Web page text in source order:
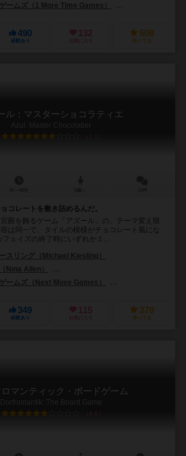
ームズ（1 More Time Games）
490
経験あり
132
お気に入り
508
持ってる
ル：マスターショコラティエ
Azul: Master Chocolatier
7.1
コレートを敷き詰めるんだ。
殿を飾るゲーム「アズール」の、テーマ変え限
は同一で、タイルの模様がチョコレート風にな
ェイズの終了時にいずれか１...
スリング（Michael Kiesling）
Nina Allen）
ームズ（Next Move Games）
349
経験あり
115
お気に入り
370
持ってる
ロマンティック・ボードゲーム
Dorfromantik: The Board Game
6.6